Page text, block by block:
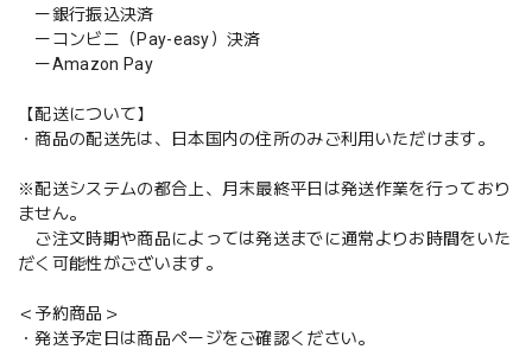
ー銀行振込決済
ーコンビニ（Pay-easy）決済
ーAmazon Pay
【配送について】
・商品の配送先は、日本国内の住所のみご利用いただけます。
※配送システムの都合上、月末最終平日は発送作業を行っており
ません。
ご注文時期や商品によっては発送までに通常よりお時間をいた
だく可能性がございます。
＜予約商品＞
・発送予定日は商品ページをご確認ください。